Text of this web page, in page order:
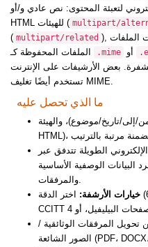
لتعبئة المحتوى: نص عادي و/أو
HTML للهيئات ( multipart/
( multipart/related
.mime
تستخدم أيضًا تغليف MIME.
ما الذي تحصل عليه
تاريخ/موضوع)، والهيئة (نص أو
الطويلة تتدفق عبر
البيانات الوصفية الأساسية
والمرفقات.
خيارات الأرشفة: اختر الدقة (150–600 dpi) والضغط: مجموعة
تحويل المرفقات الوثائقية /
الصور الشائعة (PDF، DOCX، XLSX، PNG/JPG، إلخ) إلى صفحات